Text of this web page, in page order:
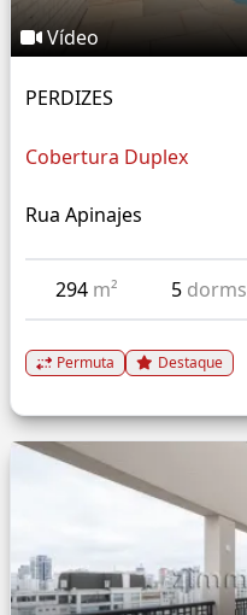
Vídeo
PERDIZES
Cobertura Duplex
Rua Apinajes
294 m² 5 dorms
Permuta Destaque